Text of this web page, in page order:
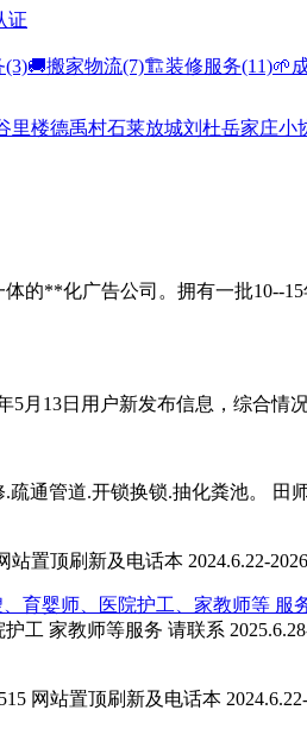
证
(3)🚚搬家物流(7)🏗️装修服务(11)🌱
里楼德禹村石莱放城刘杜岳家庄小
的**化广告公司。拥有一批10--
月13日用户新发布信息，综合情
管道.开锁换锁.抽化粪池。 田
置顶刷新及电话本 2024.6.22-
育婴师、医院护工、家教师等 服
家教师等服务 请联系
网站置顶刷新及电话本 2024.6.22-